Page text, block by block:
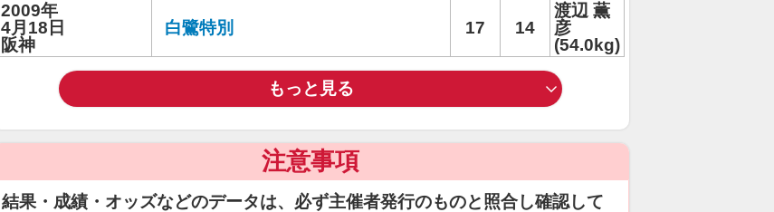
2009年
4月18日
阪神
白鷺特別 17 14
渡辺 薫
彦
(54.0kg)
もっと見る
注意事項
結果・成績・オッズなどのデータは、必ず主催者発行のものと照合し確認して